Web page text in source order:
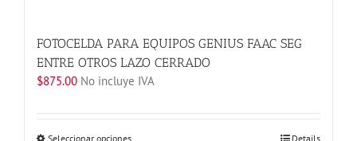
FOTOCELDA PARA EQUIPOS GENIUS FAAC SEG
ENTRE OTROS LAZO CERRADO
$875.00 No incluye IVA
Seleccionar opciones Details